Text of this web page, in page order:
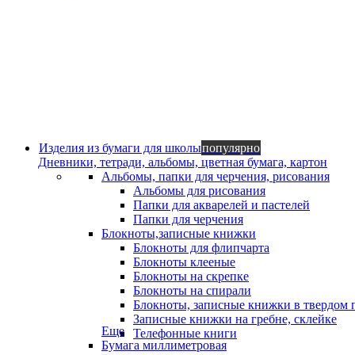
Изделия из бумаги для школыпопулярно
Дневники, тетради, альбомы, цветная бумага, картон
Альбомы, папки для черчения, рисования
Альбомы для рисования
Папки для акварелей и пастелей
Папки для черчения
Блокноты,записные книжки
Блокноты для флипчарта
Блокноты клееные
Блокноты на скрепке
Блокноты на спирали
Блокноты, записные книжки в твердом
Записные книжки на гребне, склейке
Телефонные книги
Еще
Бумага миллиметровая